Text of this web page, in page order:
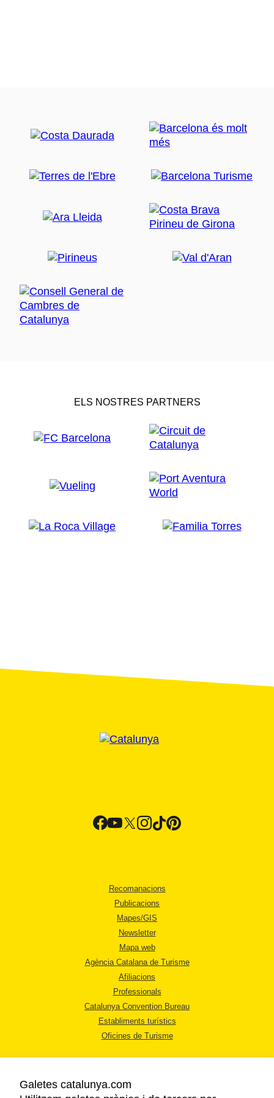
ELS NOSTRES PARTNERS
Recomanacions
Publicacions
Mapes/GIS
Newsletter
Mapa web
Agència Catalana de Turisme
Afiliacions
Professionals
Catalunya Convention Bureau
Establiments turístics
Oficines de Turisme
Galetes catalunya.com